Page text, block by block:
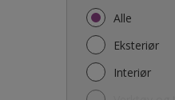
Alle
Eksteriør
Interiør